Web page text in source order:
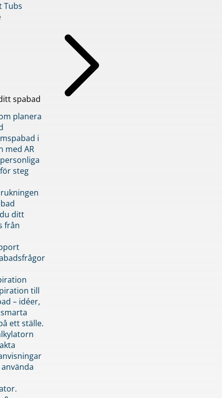
Tubs
spabad
planera
i
med AR
steg
ditt
från
till
– idéer,
ett ställe.